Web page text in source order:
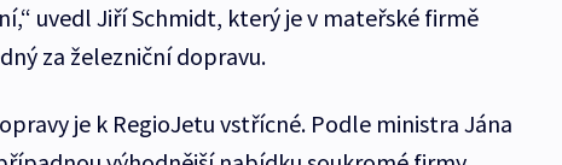
uvedl Jiří Schmidt, který je v mateřské firmě
za železniční dopravu.
je k RegioJetu vstřícné. Podle ministra Jána